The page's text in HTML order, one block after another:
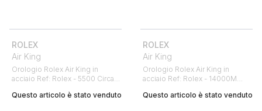
ROLEX
Air King
Orologio Rolex Air King in
acciaio Ref: Rolex - 5500 Circa
Questo articolo è stato venduto
ROLEX
Air King
Orologio Rolex Air King in
acciaio Ref: Rolex - 14000M
Questo articolo è stato venduto